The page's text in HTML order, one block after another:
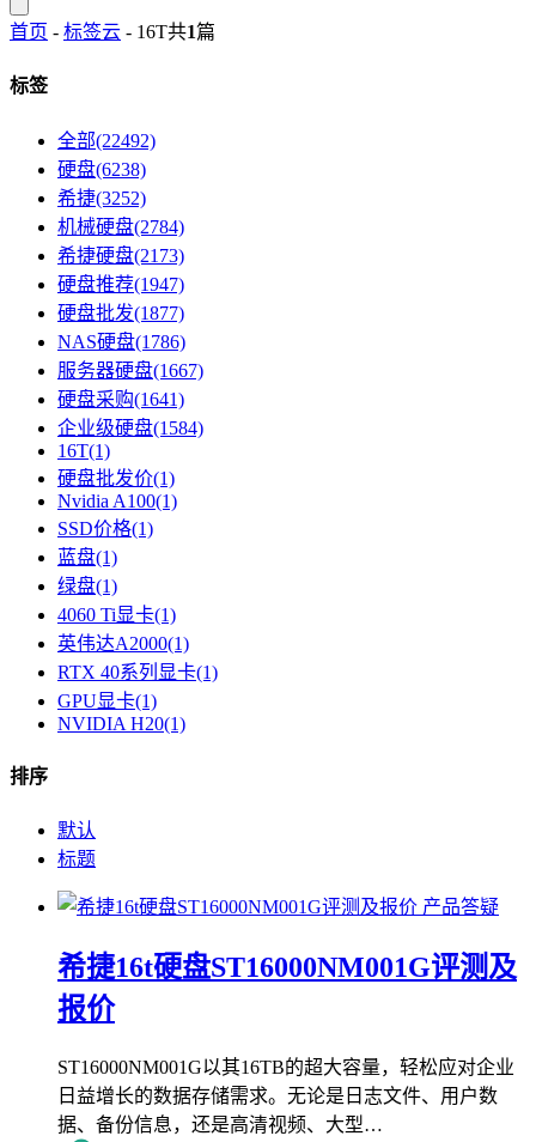
首页 - 标签云 - 16T共1篇
标签
全部(22492)
硬盘(6238)
希捷(3252)
机械硬盘(2784)
希捷硬盘(2173)
硬盘推荐(1947)
硬盘批发(1877)
NAS硬盘(1786)
服务器硬盘(1667)
硬盘采购(1641)
企业级硬盘(1584)
16T(1)
硬盘批发价(1)
Nvidia A100(1)
SSD价格(1)
蓝盘(1)
绿盘(1)
4060 Ti显卡(1)
英伟达A2000(1)
RTX 40系列显卡​(1)
GPU显卡​(1)
NVIDIA H20(1)
排序
默认
标题
产品答疑
希捷16t硬盘ST16000NM001G评测及
报价
ST16000NM001G以其16TB的超大容量，轻松应对企业
日益增长的数据存储需求。无论是日志文件、用户数
据、备份信息，还是高清视频、大型…